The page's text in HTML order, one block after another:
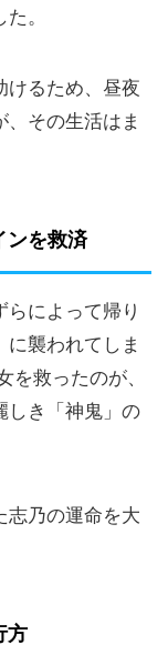
。
けるため、昼夜
その生活はま
ンを救済
によって帰り
襲われてしま
を救ったのが、
しき「神鬼」の
志乃の運命を大
方